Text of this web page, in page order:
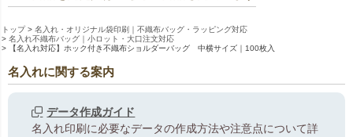
トップ
名入れ・オリジナル袋印刷｜不織布バッグ・ラッピング対応
名入れ不織布バッグ｜小ロット・大口注文対応
【名入れ対応】ホック付き不織布ショルダーバッグ 中横サイズ｜100枚入
名入れに関する案内
データ作成ガイド
名入れ印刷に必要なデータの作成方法や注意点について詳